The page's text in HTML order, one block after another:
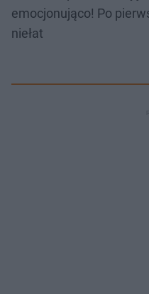
emocjonująco! Po
niełat